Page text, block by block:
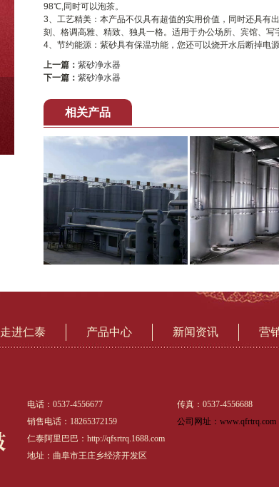
98℃,同时可以泡茶。
3、工艺精美：本产品不仅具有超值的实用价值，同时还具有
刻、格调高雅、精致、独具一格。适用于办公场所、宾馆、
4、节约能源：紫砂具有保温功能，您还可以烧开水后断掉电
上一篇： 紫砂净水器
下一篇： 紫砂净水器
相关产品
走进仁泰 产品中心 新闻资讯 营
电话：0537-4556677
传真：0537-4556688
销售电话：18265372159
公司网址：www.qfrtrq.com
仁泰阿里巴巴：http://qfsrtrq.1688.com
地址：曲阜市王庄乡经济开发区